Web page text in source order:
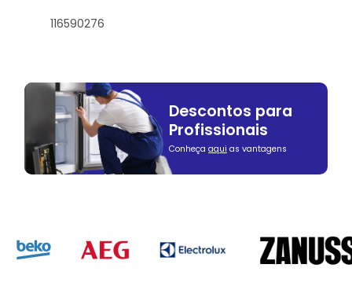
116590276
Descontos para
Profissionais
Conheça aqui as vantagens